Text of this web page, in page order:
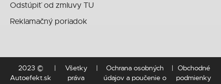
Odstúpiť od zmluvy TU
Reklamačný poriadok
2023 ©
Autoefekt.sk
Všetky
práva
Ochrana osobných
údajov a poučenie o
Obchodné
podmienky